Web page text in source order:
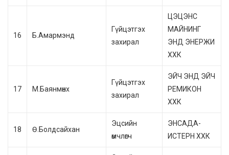
16 Б.Амармэнд
Гүйцэтгэх
захирал
ЦЭЦЭНС
МАЙНИНГ
ЭНД ЭНЕРЖИ
ХХК
17 М.Баянмөнх
Гүйцэтгэх
захирал
ЭЙЧ ЭНД ЭЙЧ
РЕМИКОН
ХХК
18 Ө.Болдсайхан
Эцсийн
өмчлөгч
ЭНСАДА-
ИСТЕРН ХХК